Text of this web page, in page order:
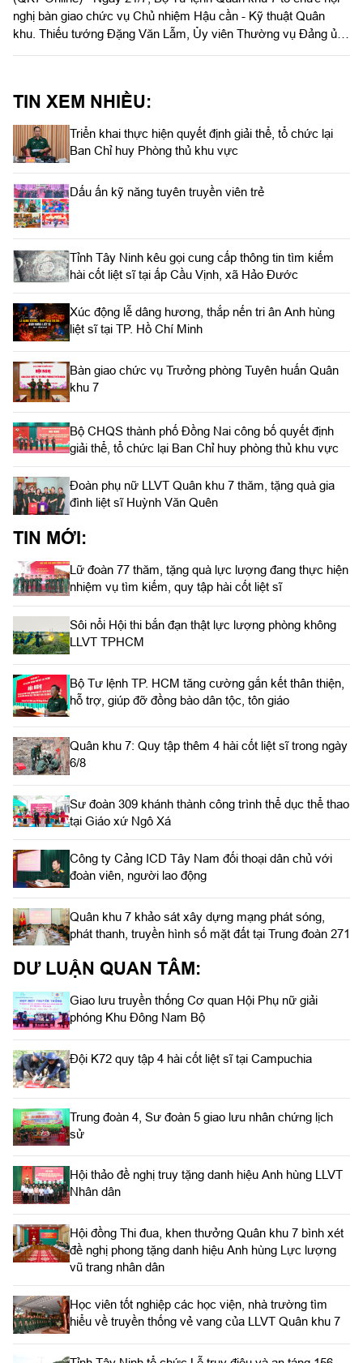
nghị bàn giao chức vụ Chủ nhiệm Hậu cần - Kỹ thuật Quân
khu. Thiếu tướng Đặng Văn Lẫm, Ủy viên Thường vụ Đảng ủy,
lãnh đạo Ủy ban Kiểm tra Đảng ủy Quân khu; các đồng chí
trong Ban Chủ nhiệm Cục Hậu cần - Kỹ thuật Quân khu; thủ
trưởng các phòng chức năng Quân khu và các đơn vị trực
thuộc Cục Hậu cần - Kỹ thuật.
TIN XEM NHIỀU:
Triển khai thực hiện quyết định giải thể, tổ chức lại
Ban Chỉ huy Phòng thủ khu vực
Dấu ấn kỹ năng tuyên truyền viên trẻ
Tỉnh Tây Ninh kêu gọi cung cấp thông tin tìm kiếm
hài cốt liệt sĩ tại ấp Cầu Vịnh, xã Hảo Đước
Xúc động lễ dâng hương, thắp nến tri ân Anh hùng
liệt sĩ tại TP. Hồ Chí Minh
Bàn giao chức vụ Trưởng phòng Tuyên huấn Quân
khu 7
Bộ CHQS thành phố Đồng Nai công bố quyết định
giải thể, tổ chức lại Ban Chỉ huy phòng thủ khu vực
Đoàn phụ nữ LLVT Quân khu 7 thăm, tặng quà gia
đình liệt sĩ Huỳnh Văn Quên
TIN MỚI:
Lữ đoàn 77 thăm, tặng quà lực lượng đang thực hiện
nhiệm vụ tìm kiếm, quy tập hài cốt liệt sĩ
Sôi nổi Hội thi bắn đạn thật lực lượng phòng không
LLVT TPHCM
Bộ Tư lệnh TP. HCM tăng cường gắn kết thân thiện,
hỗ trợ, giúp đỡ đồng bào dân tộc, tôn giáo
Quân khu 7: Quy tập thêm 4 hài cốt liệt sĩ trong ngày
6/8
Sư đoàn 309 khánh thành công trình thể dục thể thao
tại Giáo xứ Ngô Xá
Công ty Cảng ICD Tây Nam đối thoại dân chủ với
đoàn viên, người lao động
Quân khu 7 khảo sát xây dựng mạng phát sóng,
phát thanh, truyền hình số mặt đất tại Trung đoàn 271
DƯ LUẬN QUAN TÂM:
Giao lưu truyền thống Cơ quan Hội Phụ nữ giải
phóng Khu Đông Nam Bộ
Đội K72 quy tập 4 hài cốt liệt sĩ tại Campuchia
Trung đoàn 4, Sư đoàn 5 giao lưu nhân chứng lịch
sử
Hội thảo đề nghị truy tặng danh hiệu Anh hùng LLVT
Nhân dân
Hội đồng Thi đua, khen thưởng Quân khu 7 bình xét
đề nghị phong tặng danh hiệu Anh hùng Lực lượng
vũ trang nhân dân
Học viên tốt nghiệp các học viện, nhà trường tìm
hiểu về truyền thống vẻ vang của LLVT Quân khu 7